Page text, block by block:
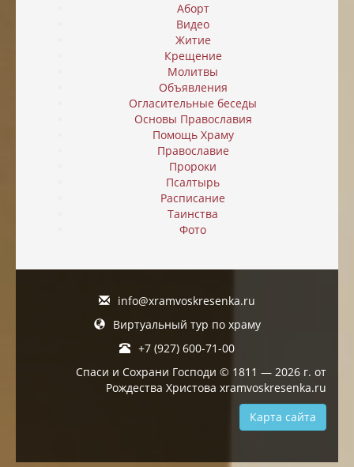
Аборт
Видео
Житие
Крещение
Молитвы
Объявления
Огласительные беседы
Основы Православия
Помощь Храму
Православие
Пророки
Псалтырь
Расписание
Таинства
Фото
info@xramvoskresenka.ru
Виртуальный тур по храму
+7 (927) 600-71-00
Спаси и Сохрани Господи © 1811 — 2026 г. от
Рождества Христова xramvoskresenka.ru
Карта сайта